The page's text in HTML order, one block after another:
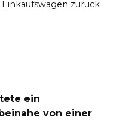
zurück
ein
von einer